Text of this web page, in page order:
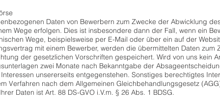
Daten von Bewerbern zum Zwecke der Abwicklung
Wege erfolgen. Dies ist insbesondere dann der Fall, wenn ein
Wege, beispielsweise per E-Mail oder über ein auf der
mit einem Bewerber, werden die übermittelten Daten
der gesetzlichen Vorschriften gespeichert. Wird von uns kein
zwei Monate nach Bekanntgabe der
unsererseits entgegenstehen. Sonstiges berechtigtes
Verfahren nach dem Allgemeinen Gleichbehandlungsgesetz
Daten ist Art. 88 DS-GVO i.V.m. § 26 Abs. 1 BDSG.